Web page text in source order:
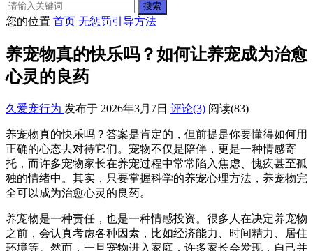
搜索
您的位置 首页 无惩罚引导方法
养宠物真的快乐吗？如何让养宠成为治愈
心灵的良药
久爱宠行为 发布于 2026年3月7日 评论(3) 阅读(83)
养宠物真的快乐吗？答案是肯定的，但前提是你要懂得如何用
正确的心态去对待它们。宠物不仅是陪伴，更是一种情感寄
托，而许多宠物家长在养宠过程中常常陷入焦虑、愧疚甚至孤
独的情绪中。其实，只要掌握科学的养宠心理方法，养宠物完
全可以成为治愈心灵的良药。
养宠物是一种责任，也是一种情感投资。很多人在决定养宠物
之前，会认真考虑各种因素，比如经济能力、时间精力、居住
环境等。然而，一旦宠物进入家庭，许多家长会发现，自己并